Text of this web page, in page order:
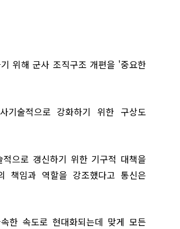
위해 군사 조직구조 개편을 '중요한
술적으로 강화하기 위한 구상도
으로 갱신하기 위한 기구적 대책을
책임과 역할을 강조했다고 통신은
한 속도로 현대화되는데 맞게 모든